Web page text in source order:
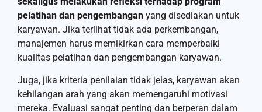
pelatihan dan pengembangan yang disediakan untuk
karyawan. Jika terlihat tidak ada perkembangan,
manajemen harus memikirkan cara memperbaiki
kualitas pelatihan dan pengembangan karyawan.
Juga, jika kriteria penilaian tidak jelas, karyawan akan
kehilangan arah yang akan memengaruhi motivasi
mereka. Evaluasi sangat penting dan berperan dalam